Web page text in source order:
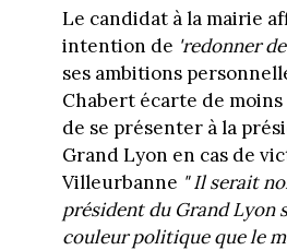
Le candidat à la mairie
intention de 'redonner
ses ambitions
Chabert écarte de
de se présenter à la
Grand Lyon en cas de
Villeurbanne " Il serait
président du Grand Lyon
couleur politique que le